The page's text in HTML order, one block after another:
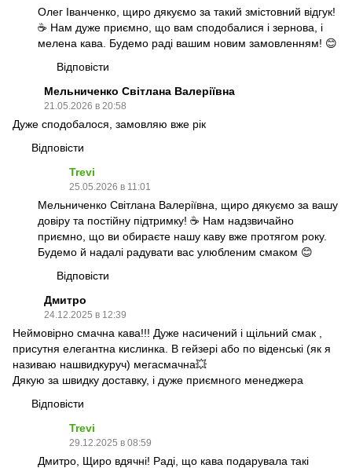
Олег Іванченко, щиро дякуємо за такий змістовний відгук!
☕️ Нам дуже приємно, що вам сподобалися і зернова, і
мелена кава. Будемо раді вашим новим замовленням! 😊
Відповісти
Мельниченко Світлана Валеріївна
21.05.2026 в 20:58
Дуже сподобалося, замовляю вже рік
Відповісти
Trevi
25.05.2026 в 11:01
Мельниченко Світлана Валеріївна, щиро дякуємо за вашу
довіру та постійну підтримку! ☕️ Нам надзвичайно
приємно, що ви обираєте нашу каву вже протягом року.
Будемо й надалі радувати вас улюбленим смаком 😊
Відповісти
Дмитро
24.12.2025 в 12:39
Неймовірно смачна кава!!! Дуже насичений і щільний смак ,
присутня елегантна кислинка. В гейзері або по віденські (як я
називаю нашвидкуруч) мегасмачна💥
Дякую за швидку доставку, і дуже приємного менеджера
Відповісти
Trevi
29.12.2025 в 08:59
Дмитро, Щиро вдячні! Раді, що кава подарувала такі